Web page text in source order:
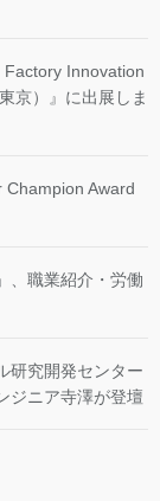
Factory Innovation
京）』に出展しま
Champion Award
、職業紹介・労働
研究開発センター
ジニア寺澤が登壇